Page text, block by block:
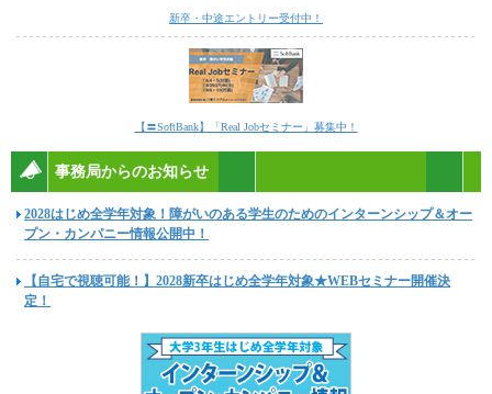
新卒・中途エントリー受付中！
【〓SoftBank】「Real Jobセミナー」募集中！
事務局からのお知らせ
2028はじめ全学年対象！障がいのある学生のためのインターンシップ＆オー
プン・カンパニー情報公開中！
【自宅で視聴可能！】2028新卒はじめ全学年対象★WEBセミナー開催決
定！